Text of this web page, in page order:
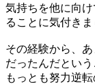
気持ちを他に向
ることに気付きま
その経験から、
だったんだという
もっとも努力逆